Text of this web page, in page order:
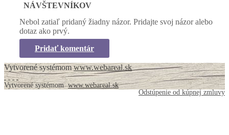
NÁVŠTEVNÍKOV
Nebol zatiaľ pridaný žiadny názor. Pridajte svoj názor alebo
dotaz ako prvý.
Pridať komentár
Vytvorené systémomwww.webareal.sk
Vytvorené systémom www.webareal.sk
Odstúpenie od kúpnej zmluvy